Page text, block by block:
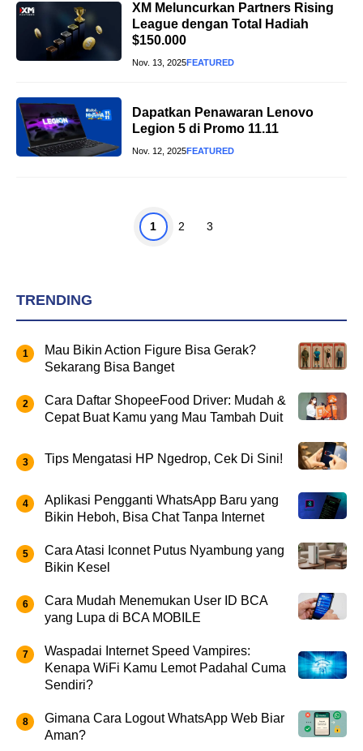
XM Meluncurkan Partners Rising
League dengan Total Hadiah
$150.000
Nov. 13, 2025FEATURED
Dapatkan Penawaran Lenovo
Legion 5 di Promo 11.11
Nov. 12, 2025FEATURED
Page
1 Page
2 Page
3
TRENDING
Mau Bikin Action Figure Bisa Gerak?
Sekarang Bisa Banget
Cara Daftar ShopeeFood Driver: Mudah &
Cepat Buat Kamu yang Mau Tambah Duit
Tips Mengatasi HP Ngedrop, Cek Di Sini!
Aplikasi Pengganti WhatsApp Baru yang
Bikin Heboh, Bisa Chat Tanpa Internet
Cara Atasi Iconnet Putus Nyambung yang
Bikin Kesel
Cara Mudah Menemukan User ID BCA
yang Lupa di BCA MOBILE
Waspadai Internet Speed Vampires:
Kenapa WiFi Kamu Lemot Padahal Cuma
Sendiri?
Gimana Cara Logout WhatsApp Web Biar
Aman?